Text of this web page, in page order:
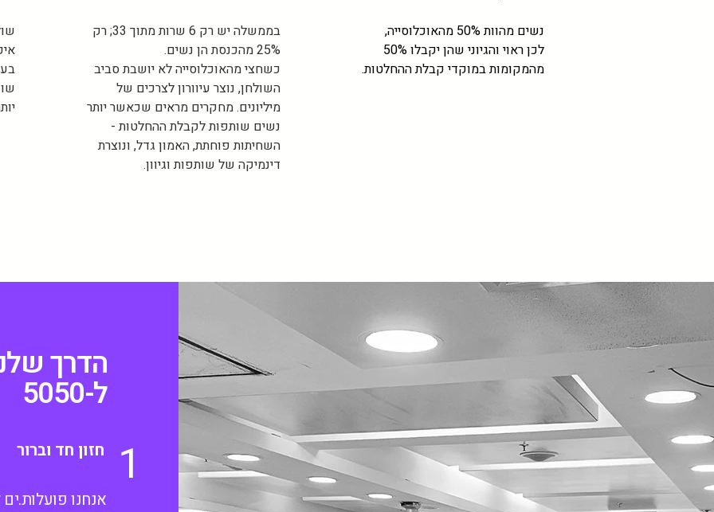
בממשלה יש רק 6 שרות מתוך 33; רק
25% מהכנסת הן נשים.
כשחצי מהאוכלוסייה לא יושבת סביב
השולחן, נוצר עיוורון לצרכים של
מיליונים. מחקרים מראים שכאשר יותר
נשים שותפות לקבלת ההחלטות -
השחיתות פוחתת, האמון גדל, ונוצרת
דינמיקה של שותפות וגיוון.
נשים מהוות 50% מהאוכלוסייה,
לכן ראוי והגיוני שהן יקבלו 50%
מהמקומות במוקדי קבלת ההחלטות.
הדרך
ל-5050
חזון חד וברור 1
אנחנו